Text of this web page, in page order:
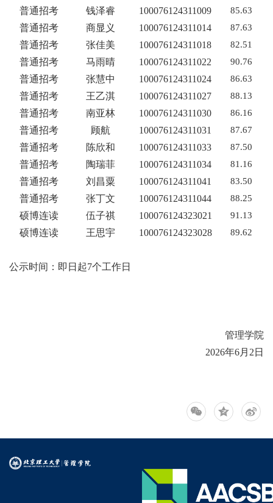
普通招考 钱泽睿 100076124311009 85.63
普通招考 商显义 100076124311014 87.63
普通招考 张佳美 100076124311018 82.51
普通招考 马雨晴 100076124311022 90.76
普通招考 张慧中 100076124311024 86.63
普通招考 王乙淇 100076124311027 88.13
普通招考 南亚林 100076124311030 86.16
普通招考 顾航 100076124311031 87.67
普通招考 陈欣和 100076124311033 87.50
普通招考 陶瑞菲 100076124311034 81.16
普通招考 刘昌粟 100076124311041 83.50
普通招考 张丁文 100076124311044 88.25
硕博连读 伍子祺 100076124323021 91.13
硕博连读 王思宇 100076124323028 89.62
公示时间：即日起7个工作日
管理学院
2026年6月 2 日